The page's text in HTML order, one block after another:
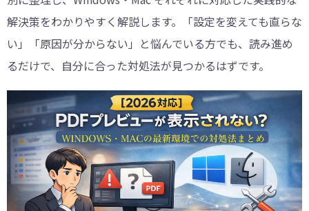
解決策をわかりやすく解説します。「設定を変えても直らな
い」「原因が分からない」と悩んでいる方でも、読み進め
るだけで、自分に合った対処法が見つかるはずです。